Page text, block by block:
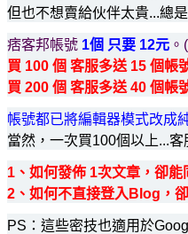
但也不想賣給伙伴太貴...總
痞客邦帳號 1個 只要 12元
買 100 個 客服多送 15 個帳
買 200 個 客服多送 40 個帳
帳號都已將編輯器模式改成
當然，一次買100個以上...客
1、如何發佈 1次文章，卻
2、如何不直接登入Blog，
PS：這些密技也適用於